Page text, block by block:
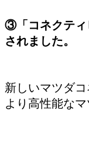
③「コネクティ
されました。
新しいマツダ
より高性能な